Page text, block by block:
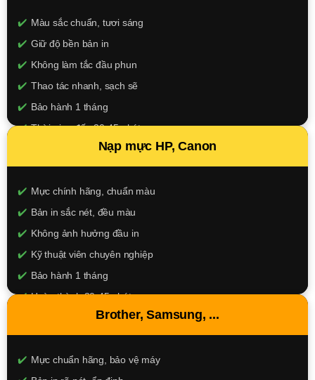
Màu sắc chuẩn, tươi sáng
Giữ độ bền bản in
Không làm tắc đầu phun
Thao tác nhanh, sạch sẽ
Bảo hành 1 tháng
Thời gian đến 30-45 phút
150.000đ/màu
XEM CHI TIẾT
Nạp mực HP, Canon
Mực chính hãng, chuẩn màu
Bản in sắc nét, đều màu
Không ảnh hưởng đầu in
Kỹ thuật viên chuyên nghiệp
Bảo hành 1 tháng
Hoàn thành 30-45 phút
120.000đ
XEM CHI TIẾT
Brother, Samsung, ...
Mực chuẩn hãng, bảo vệ máy